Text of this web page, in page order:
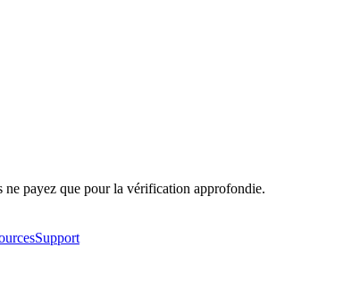
ne payez que pour la vérification approfondie.
Support